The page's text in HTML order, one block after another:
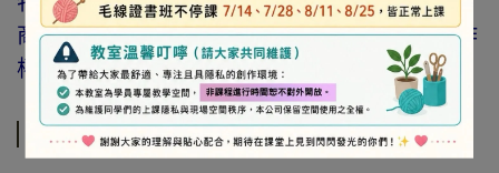
商品、工具、消耗性商品(如膠類…等)，與著作
權商品(如書籍…等)，恕不接受退換貨。
規格說明